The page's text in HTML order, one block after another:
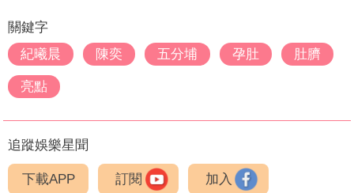
關鍵字
紀曦晨
陳奕 五分埔 孕肚 肚臍
亮點
追蹤娛樂星聞
下載APP 訂閱 加入